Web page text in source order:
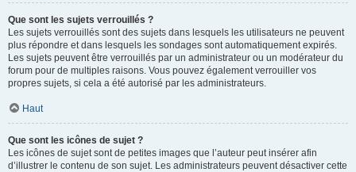
Que sont les sujets verrouillés ?
Les sujets verrouillés sont des sujets dans lesquels les utilisateurs ne peuvent
plus répondre et dans lesquels les sondages sont automatiquement expirés.
Les sujets peuvent être verrouillés par un administrateur ou un modérateur du
forum pour de multiples raisons. Vous pouvez également verrouiller vos
propres sujets, si cela a été autorisé par les administrateurs.
Haut
Que sont les icônes de sujet ?
Les icônes de sujet sont de petites images que l’auteur peut insérer afin
d’illustrer le contenu de son sujet. Les administrateurs peuvent désactiver cette